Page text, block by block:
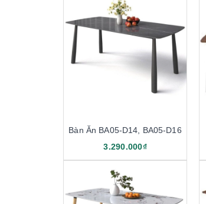
Bàn Ăn BA05-D14, BA05-D16
3.290.000₫